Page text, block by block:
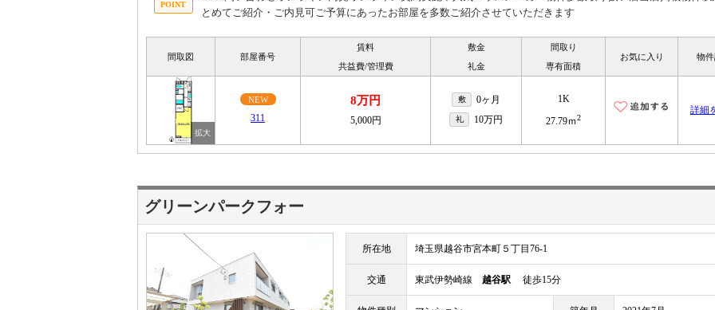
とめてご紹介・ご内見可ご予算にあったお部屋を多数ご紹介させていただきます
間取図 部屋番号
賃料
共益費/管理費
敷金
礼金
間取り
専有面積
お気に入り 物
NEW
311
8万円
5,000円
敷 0ヶ月
礼 10万円
1K
27.79ｍ2
詳細
グリーンパークフォー
所在地 埼玉県越谷市宮本町５丁目76-1
交通 東武伊勢崎線 越谷駅 徒歩15分